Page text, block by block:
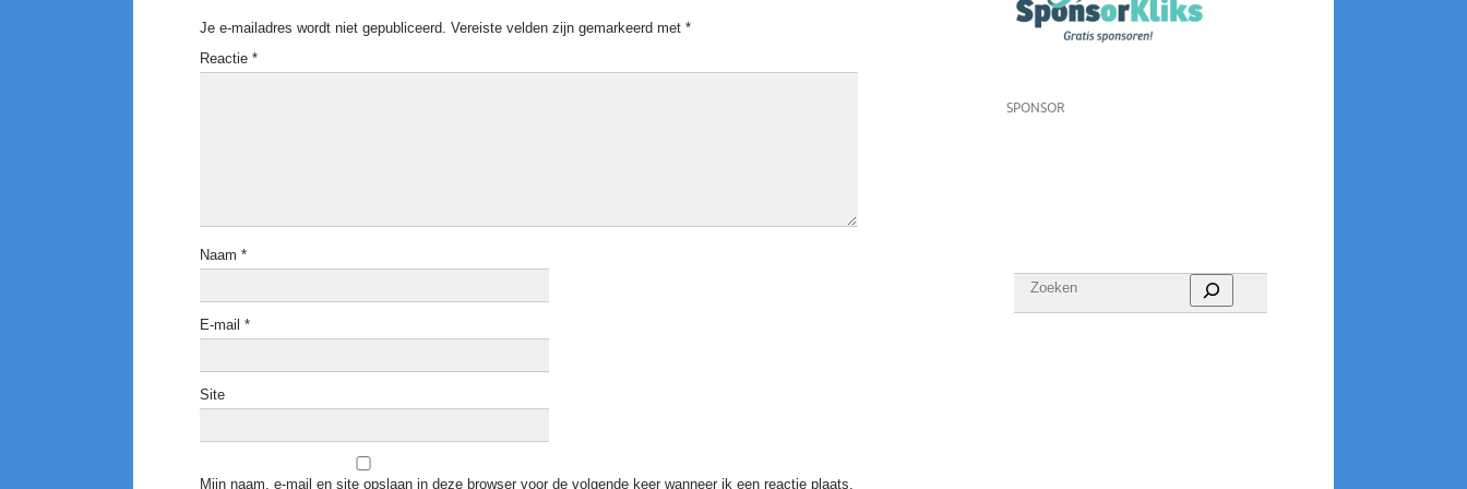
Je e-mailadres wordt niet gepubliceerd. Vereiste velden zijn gemarkeerd met *
Reactie *
Naam *
E-mail *
Site
Mijn naam, e-mail en site opslaan in deze browser voor de volgende keer wanneer ik een reactie plaats.
SPONSOR
Zoeken